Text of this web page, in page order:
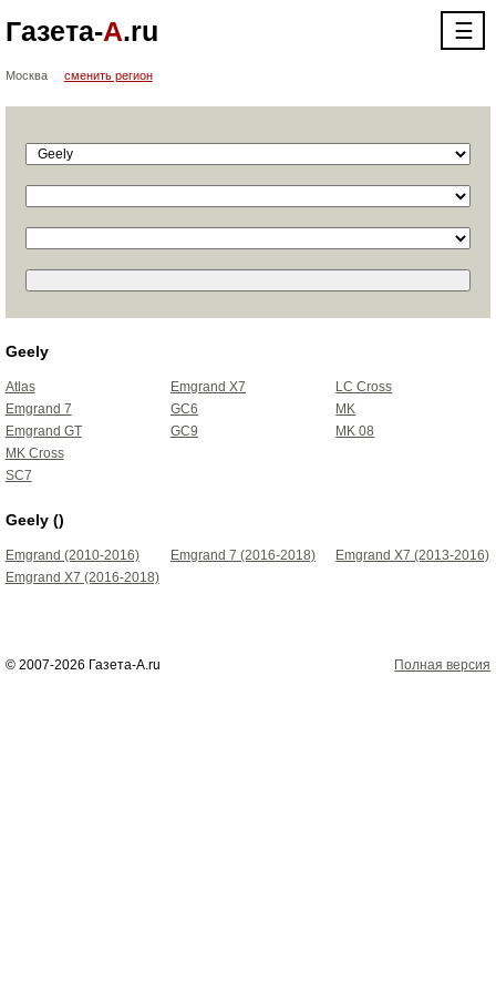
Газета-А.ru ☰
Москва сменить регион
Geely
Atlas
Emgrand 7
Emgrand GT
Emgrand X7
GC6
GC9
LC Cross
MK
MK 08
MK Cross
SC7
Geely ()
Emgrand (2010-2016) Emgrand 7 (2016-2018)
Emgrand X7 (2013-2016)
Emgrand X7 (2016-2018)
© 2007-2026 Газета-А.ru Полная версия